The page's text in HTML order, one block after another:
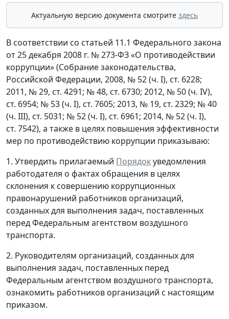
Актуальную версию документа смотрите здесь
В соответствии со статьей 11.1 Федерального закона
от 25 декабря 2008 г. № 273-ФЗ «О противодействии
коррупции» (Собрание законодательства,
Российской Федерации, 2008, № 52 (ч. I), ст. 6228;
2011, № 29, ст. 4291; № 48, ст. 6730; 2012, № 50 (ч. IV),
ст. 6954; № 53 (ч. I), ст. 7605; 2013, № 19, ст. 2329; № 40
(ч. III), ст. 5031; № 52 (ч. I), ст. 6961; 2014, № 52 (ч. I),
ст. 7542), а также в целях повышения эффективности
мер по противодействию коррупции приказываю:
1. Утвердить прилагаемый Порядокуведомления
работодателя о фактах обращения в целях
склонения к совершению коррупционных
правонарушений работников организаций,
созданных для выполнения задач, поставленных
перед Федеральным агентством воздушного
транспорта.
2. Руководителям организаций, созданных для
выполнения задач, поставленных перед
Федеральным агентством воздушного транспорта,
ознакомить работников организаций с настоящим
приказом.